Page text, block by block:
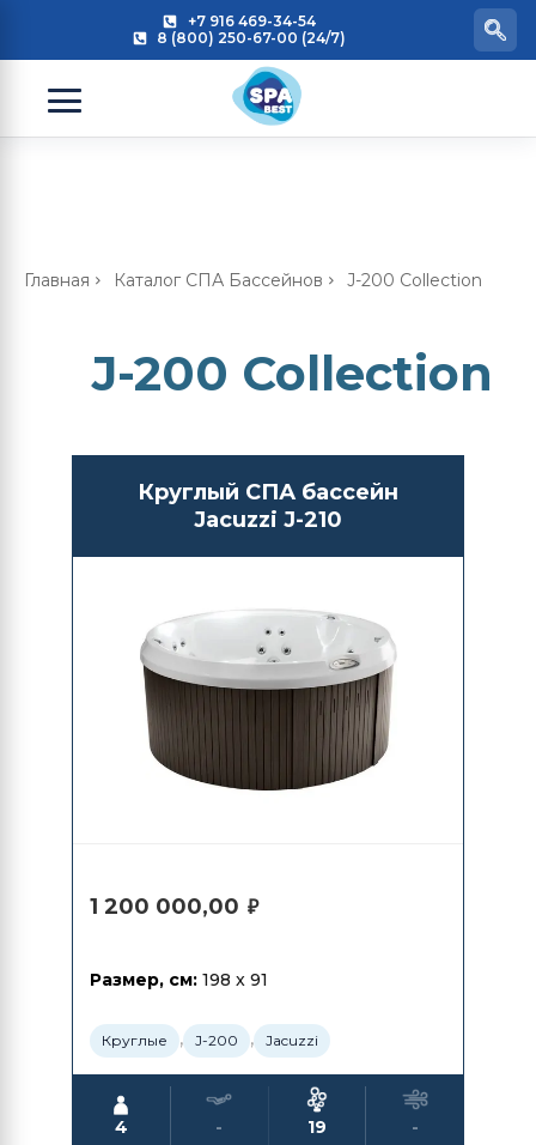
+7 916 469-34-54
8 (800) 250-67-00 (24/7)
Главная Каталог СПА Бассейнов J-200 Collection
J-200 Collection
Круглый СПА бассейн
Jacuzzi J-210
1 200 000,00 ₽
Размер, см: 198 x 91
Круглые , J-200 , Jacuzzi
4 - 19 -